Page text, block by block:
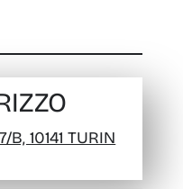
10141 TURIN